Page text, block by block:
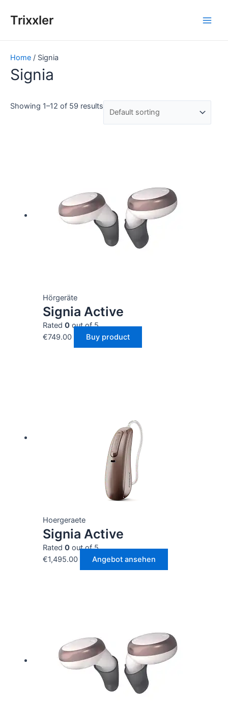
InhaltTrixxler
Home / Signia
Signia
Showing 1–12 of 59 results
Hörgeräte
Signia Active
Rated 0out of 5
€749.00 Buy product
Hoergeraete
Signia Active
Rated 0out of 5
€1,495.00 Angebot ansehen